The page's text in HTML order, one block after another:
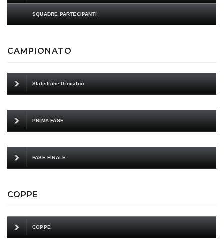
SQUADRE PARTECIPANTI
CAMPIONATO
Statistiche Giocatori
PRIMA FASE
FASE FINALE
COPPE
COPPE